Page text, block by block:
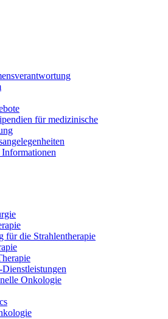
für medizinische
für die Strahlentherapie
Onkologie